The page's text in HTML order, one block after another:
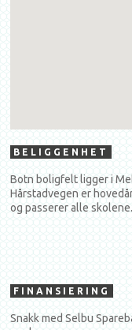
BELIGGENHET
Botn boligfelt ligger i
Hårstadvegen er
og passerer alle skolene.
FINANSIERING
Snakk med Selbu